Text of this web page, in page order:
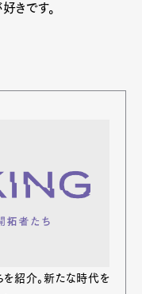
きです。
を紹介。新たな時代を